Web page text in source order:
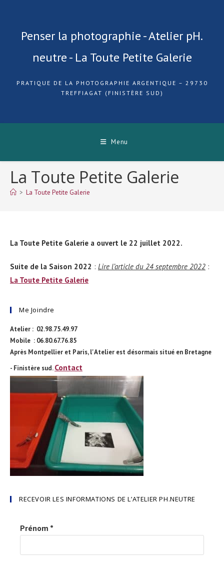
Penser la photographie - Atelier pH.
neutre - La Toute Petite Galerie
PRATIQUE DE LA PHOTOGRAPHIE ARGENTIQUE – 29730
TREFFIAGAT (FINISTÈRE SUD)
Menu
La Toute Petite Galerie
> La Toute Petite Galerie
La Toute Petite Galerie a ouvert le 22 juillet 2022.
Suite de la Saison 2022 : Lire l’article du 24 septembre 2022 :
La Toute Petite Galerie
Me Joindre
Atelier : 02.98.75.49.97
Mobile : 06.80.67.76.85
Après Montpellier et Paris, l' Atelier est désormais situé en Bretagne
- Finistère sud.Contact
RECEVOIR LES INFORMATIONS DE L’ATELIER PH.NEUTRE
Prénom *